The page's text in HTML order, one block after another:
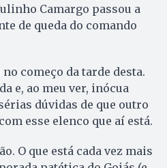
Camargo passou a
de queda do comando
começo da tarde desta.
e, ao meu ver, inócua
dúvidas de que outro
esse elenco que aí está.
O que está cada vez mais